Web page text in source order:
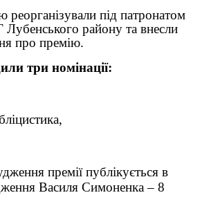
реорганізували під патронатом
району та внесли
про премію.
три номінації:
премії публікується в
Василя Симоненка – 8